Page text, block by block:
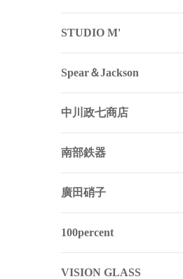
STUDIO M'
Spear＆Jackson
中川政七商店
南部鉄器
廣田硝子
100percent
VISION GLASS